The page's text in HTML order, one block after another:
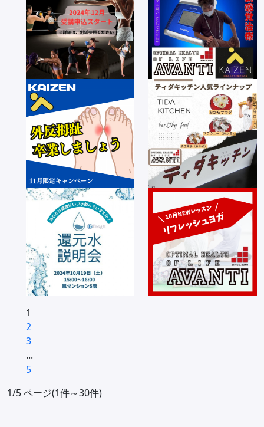
1
2
3
...
5
1/5 ページ(1件～30件)